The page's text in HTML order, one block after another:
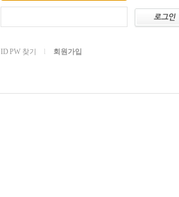
ID PW 찾기 회원가입